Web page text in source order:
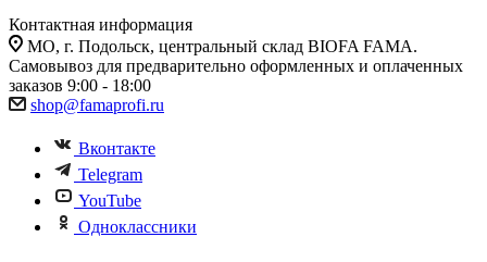
Контактная информация
МО, г. Подольск, центральный склад BIOFA FAMA.
Самовывоз для предварительно оформленных и оплаченных
заказов 9:00 - 18:00
shop@famaprofi.ru
Вконтакте
Telegram
YouTube
Одноклассники